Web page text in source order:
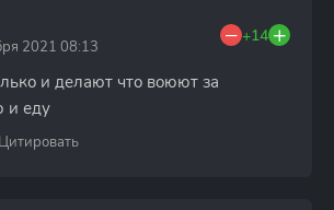
2021 08:13
+14
и делают что воюют за
и еду
Цитировать